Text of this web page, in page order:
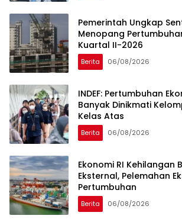
Pemerintah Ungkap
Menopang
Kuartal II-2026
Berita 06/08/2026
INDEF: Pertumbuhan
Banyak Dinikmati
Kelas Atas
Berita 06/08/2026
Ekonomi RI Kehilangan
Eksternal, Pelemahan
Pertumbuhan
Berita 06/08/2026